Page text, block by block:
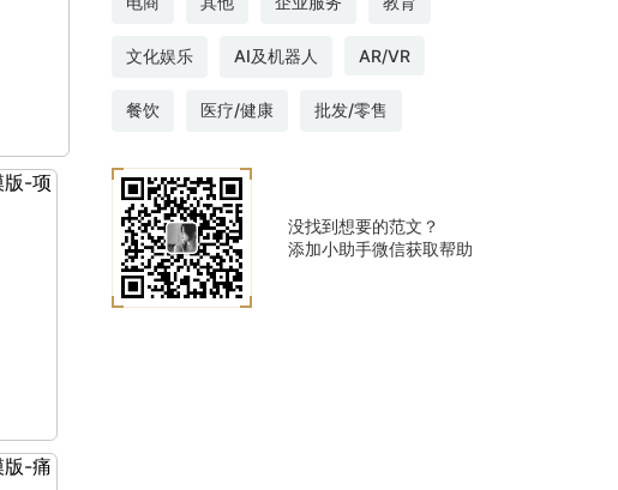
文化娱乐 AI及机器人 AR/VR
餐饮 医疗/健康 批发/零售
没找到想要的范文？
添加小助手微信获取帮助